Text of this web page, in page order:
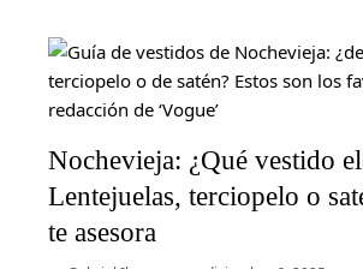
Nochevieja: ¿Qué vestido
Lentejuelas, terciopelo o
te asesora